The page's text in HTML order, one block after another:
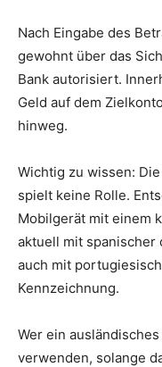
Nach Eingabe des
gewohnt über das
Bank autorisiert.
Geld auf dem
hinweg.
Wichtig zu wissen:
spielt keine Rolle.
Mobilgerät mit einem
aktuell mit spanischer
auch mit
Kennzeichnung.
Wer ein
verwenden, solange